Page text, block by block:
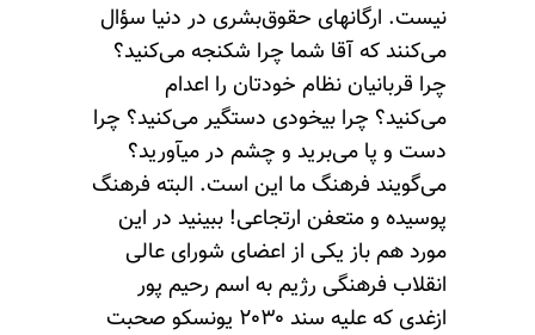
نیست. ارگانهای حقوق‌بشری در دنیا سؤال
می‌کنند که آقا شما چرا شکنجه می‌کنید؟
چرا قربانیان نظام خودتان را اعدام
می‌کنید؟ چرا بیخودی دستگیر می‌کنید؟ چرا
دست و پا می‌برید و چشم در میآورید؟
می‌گویند فرهنگ ما این است. البته فرهنگ
پوسیده و متعفن ارتجاعی! ببینید در این
مورد هم باز یکی از اعضای شورای عالی
انقلاب فرهنگی رژیم به اسم رحیم پور
ازغدی که علیه سند ۲۰۳۰ یونسکو صحبت